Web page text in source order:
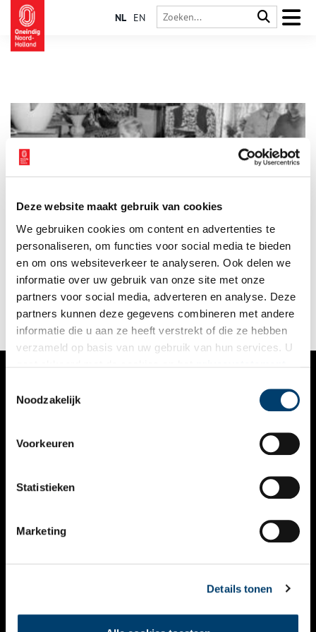
Deze website maakt gebruik van cookies
We gebruiken cookies om content en advertenties te
personaliseren, om functies voor social media te bieden
en om ons websiteverkeer te analyseren. Ook delen we
informatie over uw gebruik van onze site met onze
partners voor social media, adverteren en analyse. Deze
partners kunnen deze gegevens combineren met andere
informatie die u aan ze heeft verstrekt of die ze hebben
verzameld op basis van uw gebruik van hun services. U
Noodzakelijk
Voorkeuren
Statistieken
Marketing
Details tonen
NL EN
Stadsarchief Amsterdam besteedt aandacht aan veertien
componisten die in de Tweede Wereldoorlog werden vervolgd
of vermoord. ‘Die componisten krijgen we niet meer terug,
maar hun muziek moet klinken,’ vindt samensteller Eleonore
Pameijer.
VERHALEN
KALENDER
THEMA’S
VIDEO’S
CONTACT